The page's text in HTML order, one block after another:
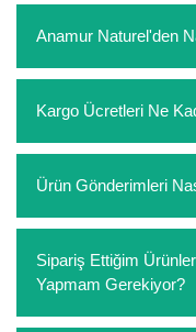
Anamur Naturel'den
oluşturarak,iletişim
whatsapp
ödemelerini sipariş
Kargo Ücretleri Ne
etmeyin diye 1500 lira
kargoyu biz
kargo ücreti ödeme
Ürün Gönderimleri
paketlenip gönderim
Sipariş Ettiğim
Yapmam Gerekiyor?
Mango Fidanı
Melez Meyveler
Muz Fidanı